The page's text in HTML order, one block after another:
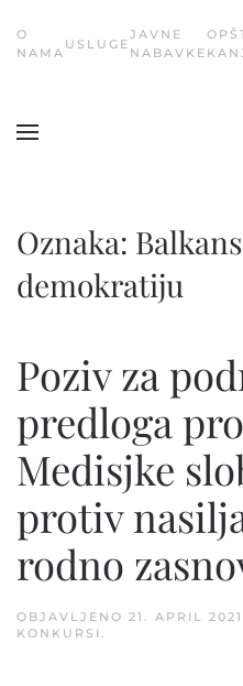
Skip
О
NAMA
USLUGE
JAVNE
NABAVKE
Oznaka:
demokratiju
Poziv za
predloga
Medisjke
protiv
rodno
OBJAVLJENO 21. APRIL
KONKURSI .